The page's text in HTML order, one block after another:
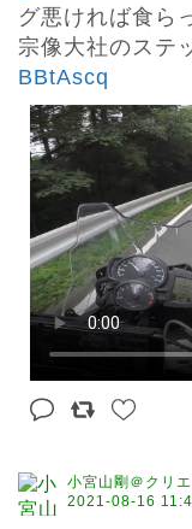
グ悪ければ食ら
宗像大社のステ
BBtAscq
小宮山剛＠クリ
2021-08-16